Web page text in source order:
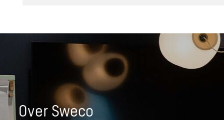
Over Sweco